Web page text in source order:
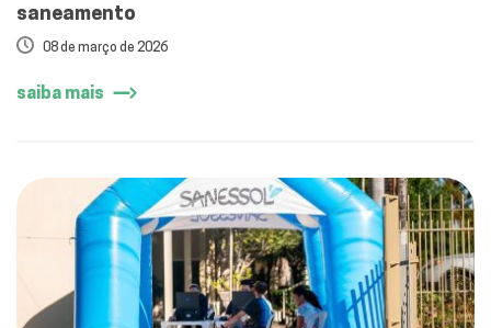
saneamento
08 de março de 2026
saiba mais